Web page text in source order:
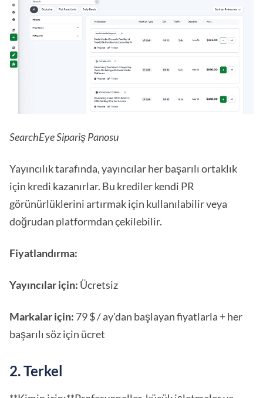
SearchEye Sipariş Panosu
Yayıncılık tarafında, yayıncılar her başarılı ortaklık
için kredi kazanırlar. Bu krediler kendi PR
görünürlüklerini artırmak için kullanılabilir veya
doğrudan platformdan çekilebilir.
Fiyatlandırma:
Yayıncılar için: Ücretsiz
Markalar için: 79 $ / ay'dan başlayan fiyatlarla + her
başarılı söz için ücret
2. Terkel